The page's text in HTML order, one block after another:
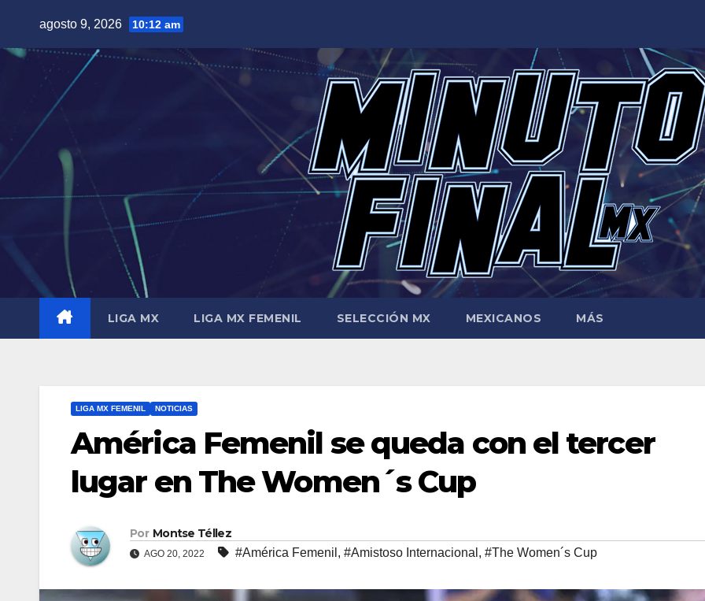
contenido
agosto 9, 2026 10:12 am
LIGA MX LIGA MX FEMENIL SELECCIÓN MX MEXICANOS MÁS
LIGA MX FEMENIL NOTICIAS
América Femenil se queda con el tercer
lugar en The Women´s Cup
Por Montse Téllez
AGO 20, 2022 #América Femenil , #Amistoso Internacional , #The Women´s Cup